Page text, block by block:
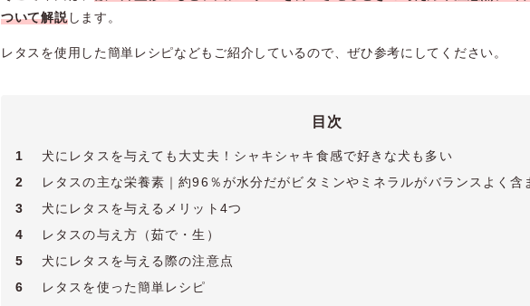
ついて解説します。
レタスを使用した簡単レシピなどもご紹介しているので、ぜひ参考にしてください。
目次
1
犬にレタスを与えても大丈夫！シャキシャキ食感で好きな犬も多い
2
レタスの主な栄養素｜約96％が水分だがビタミンやミネラルがバランスよく含
3
犬にレタスを与えるメリット4つ
4
レタスの与え方（茹で・生）
5
犬にレタスを与える際の注意点
6
レタスを使った簡単レシピ